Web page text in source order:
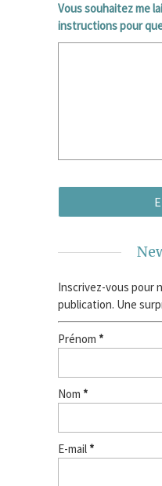
Vous souhaitez me
instructions pour
Inscrivez-vous pour
publication. Une
Prénom *
Nom *
E-mail *